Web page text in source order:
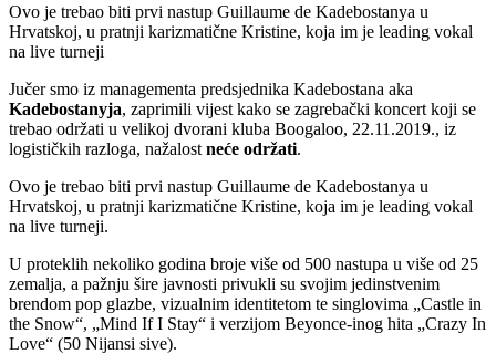
Ovo je trebao biti prvi nastup Guillaume de Kadebostanya u
Hrvatskoj, u pratnji karizmatične Kristine, koja im je leading vokal
na live turneji
Jučer smo iz managementa predsjednika Kadebostana aka
Kadebostanyja, zaprimili vijest kako se zagrebački koncert koji se
trebao održati u velikoj dvorani kluba Boogaloo, 22.11.2019., iz
logističkih razloga, nažalost neće održati.
Ovo je trebao biti prvi nastup Guillaume de Kadebostanya u
Hrvatskoj, u pratnji karizmatične Kristine, koja im je leading vokal
na live turneji.
U proteklih nekoliko godina broje više od 500 nastupa u više od 25
zemalja, a pažnju šire javnosti privukli su svojim jedinstvenim
brendom pop glazbe, vizualnim identitetom te singlovima „Castle in
the Snow“, „Mind If I Stay“ i verzijom Beyonce-inog hita „Crazy In
Love“ (50 Nijansi sive).